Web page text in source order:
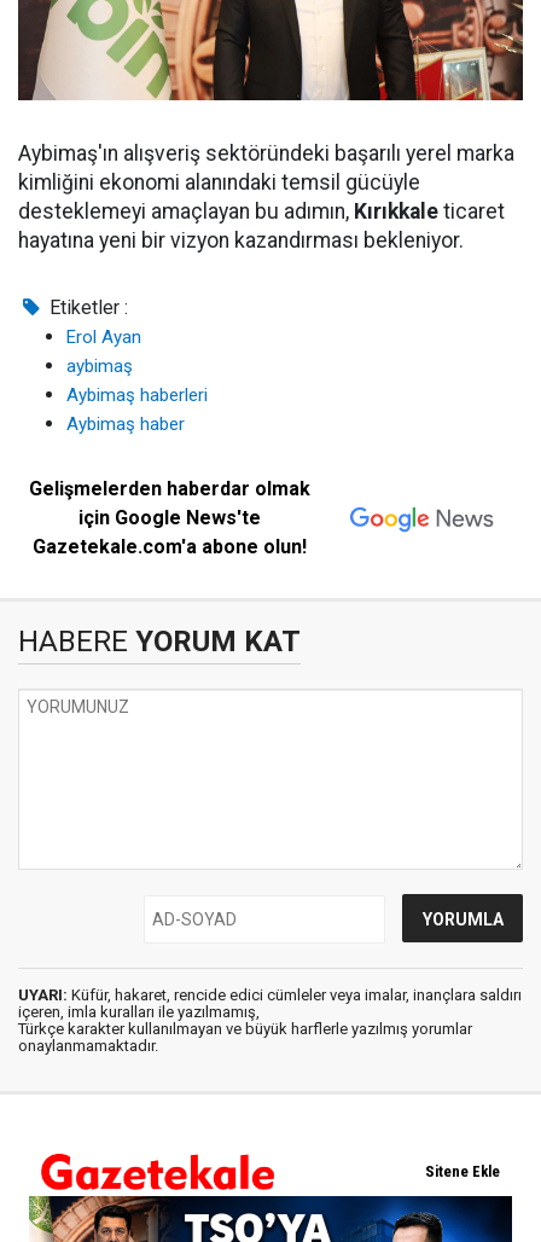
Aybimaş'ın alışveriş sektöründeki başarılı yerel marka
kimliğini ekonomi alanındaki temsil gücüyle
desteklemeyi amaçlayan bu adımın, Kırıkkale ticaret
hayatına yeni bir vizyon kazandırması bekleniyor.
Etiketler :
Erol Ayan
aybimaş
Aybimaş haberleri
Aybimaş haber
Gelişmelerden haberdar olmak
için Google News'te
Gazetekale.com'a abone olun!
HABERE YORUM KAT
UYARI: Küfür, hakaret, rencide edici cümleler veya imalar, inançlara saldırı
içeren, imla kuralları ile yazılmamış,
Türkçe karakter kullanılmayan ve büyük harflerle yazılmış yorumlar
onaylanmamaktadır.